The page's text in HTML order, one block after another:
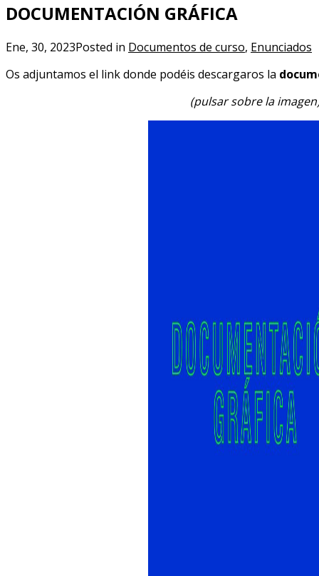
DOCUMENTACIÓN GRÁFICA
Ene, 30, 2023Posted in Documentos de curso, Enunciados
Os adjuntamos el link donde podéis descargaros la
(pulsar sobre la